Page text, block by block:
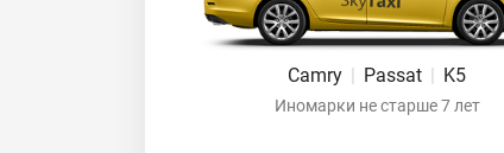
Camry | Passat | K5
Иномарки не старше 7 лет